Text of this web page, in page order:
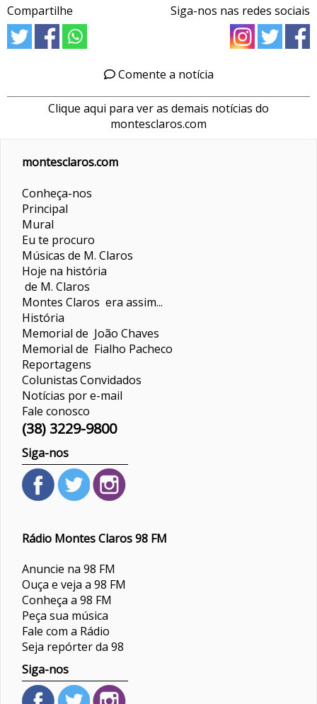
Compartilhe Siga-nos nas redes sociais
Comente a notícia
Clique aqui para ver as demais notícias do
montesclaros.com
montesclaros.com
Conheça-nos
Principal
Mural
Eu te procuro
Músicas de M. Claros
Hoje na história
de M. Claros
Montes Claros era assim...
História
Memorial de João Chaves
Memorial de Fialho Pacheco
Reportagens
ColunistasConvidados
Notícias por e-mail
Fale conosco
(38) 3229-9800
Siga-nos
Rádio Montes Claros 98 FM
Anuncie na 98 FM
Ouça e veja a 98 FM
Conheça a 98 FM
Peça sua música
Fale com a Rádio
Seja repórter da 98
Siga-nos